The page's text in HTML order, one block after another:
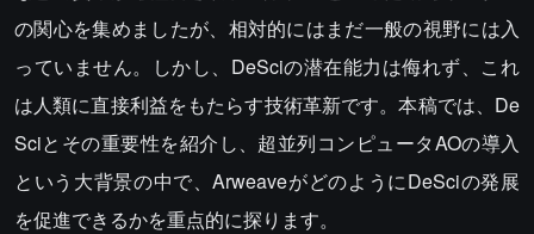
の関心を集めましたが、相対的にはまだ一般の視野には入
っていません。しかし、DeSciの潜在能力は侮れず、これ
は人類に直接利益をもたらす技術革新です。本稿では、De
Sciとその重要性を紹介し、超並列コンピュータAOの導入
という大背景の中で、ArweaveがどのようにDeSciの発展
を促進できるかを重点的に探ります。